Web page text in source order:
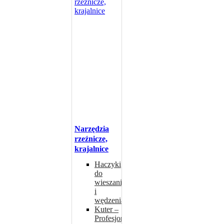
Narzędzia
rzeźnicze,
krajalnice
Haczyki
do
wieszania
i
wędzenia
Kuter –
Profesjonalne